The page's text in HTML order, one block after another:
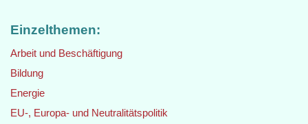
Einzelthemen:
Arbeit und Beschäftigung
Bildung
Energie
EU-, Europa- und Neutralitätspolitik